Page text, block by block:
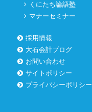
くにたち論語塾
マナーセミナー
採用情報
大石会計ブログ
お問い合わせ
サイトポリシー
プライバシーポリシー